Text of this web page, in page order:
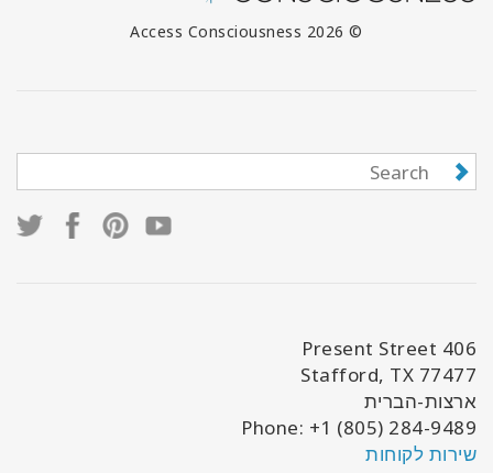
© 2026 Access Consciousness
406 Present Street
Stafford, TX 77477
ארצות-הברית
Phone: +1 (805) 284-9489
שירות לקוחות